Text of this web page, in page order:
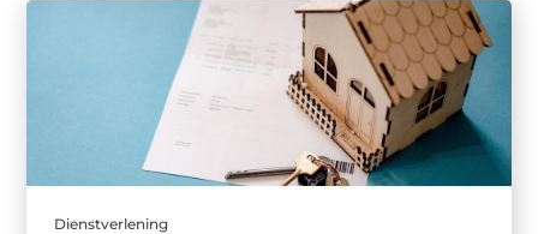
Dienstverlening